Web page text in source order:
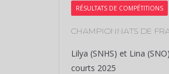
RÉSULTATS DE COMPÉTITIONS
CHAMPIONNATS DE
Lilya (SNHS) et Lina
courts 2025